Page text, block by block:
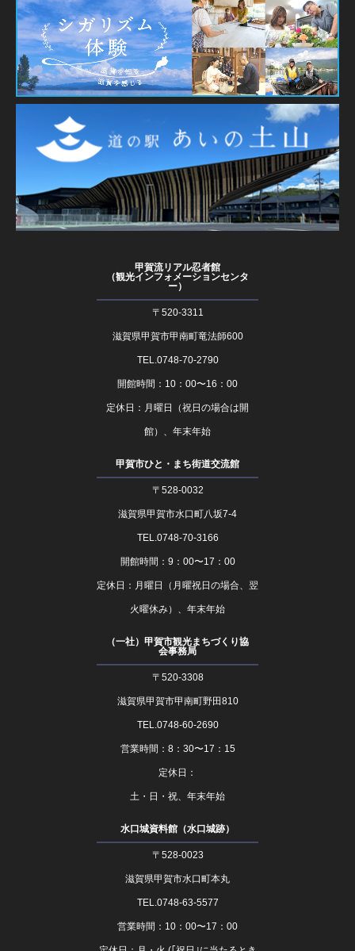
甲賀流リアル忍者館
（観光インフォメーションセンタ
ー）
〒520-3311
滋賀県甲賀市甲南町竜法師600
TEL.0748-70-2790
開館時間：10：00〜16：00
定休日：月曜日（祝日の場合は開
館）、年末年始
甲賀市ひと・まち街道交流館
〒528-0032
滋賀県甲賀市水口町八坂7-4
TEL.0748-70-3166
開館時間：9：00〜17：00
定休日：月曜日（月曜祝日の場合、翌
火曜休み）、年末年始
（一社）甲賀市観光まちづくり協
会事務局
〒520-3308
滋賀県甲賀市甲南町野田810
TEL.0748-60-2690
営業時間：8：30〜17：15
定休日：
土・日・祝、年末年始
水口城資料館（水口城跡）
〒528-0023
滋賀県甲賀市水口町本丸
TEL.0748-63-5577
営業時間：10：00〜17：00